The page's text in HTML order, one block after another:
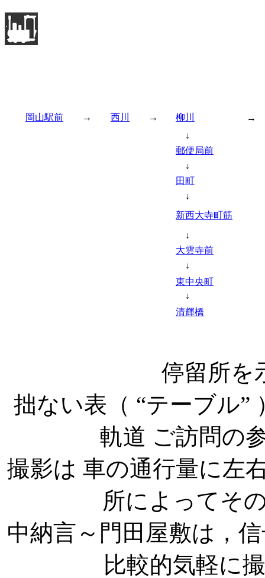
岡山駅前 → 西川 → 柳川
→
↓
郵便局前
↓
田町
↓
新西大寺町筋
↓
大雲寺前
↓
東中央町
↓
清輝橋
停留所を
拙ない表（ “テーブル”
軌道 ご訪問の
撮影は 車の通行量に左
所によってそ
中納言～門田屋敷は，
比較的気軽に